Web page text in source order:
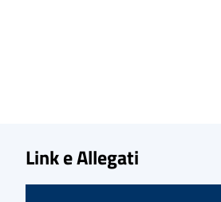
Link e Allegati